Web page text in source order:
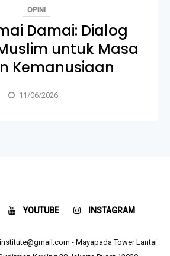
OPINI
Damai: Dialog
untuk Masa
Kemanusiaan
11/06/2026
YOUTUBE INSTAGRAM
- Mayapada Tower Lantai